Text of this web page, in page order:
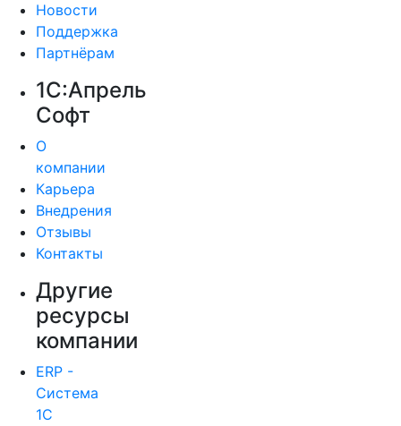
Новости
Поддержка
Партнёрам
1С:Апрель
Софт
О
компании
Карьера
Внедрения
Отзывы
Контакты
Другие
ресурсы
компании
ERP -
Система
1С